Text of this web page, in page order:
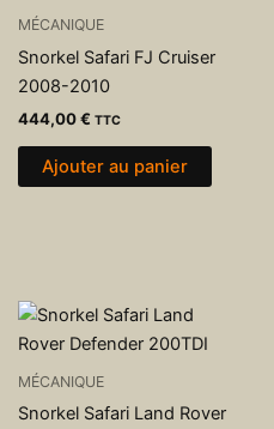
MÉCANIQUE
Snorkel Safari FJ Cruiser
2008-2010
444,00€ TTC
Ajouter au panier
MÉCANIQUE
Snorkel Safari Land Rover